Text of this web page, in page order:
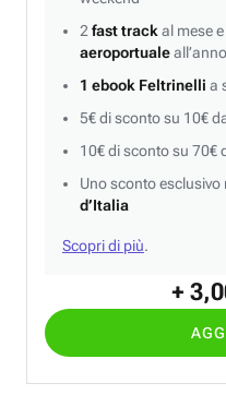
+
2 fast track al mese
aeroportualeall’anno
1 ebook Feltrinelli a
5€ di sconto su 10€
10€ di sconto su 70€
Uno sconto esclusivo
d’Italia
Scopri di più.